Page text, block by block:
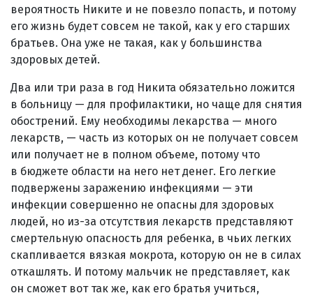
вероятность Никите и не повезло попасть, и потому
его жизнь будет совсем не такой, как у его старших
братьев. Она уже не такая, как у большинства
здоровых детей.
Два или три раза в год Никита обязательно ложится
в больницу — для профилактики, но чаще для снятия
обострений. Ему необходимы лекарства — много
лекарств, — часть из которых он не получает совсем
или получает не в полном объеме, потому что
в бюджете области на него нет денег. Его легкие
подвержены заражению инфекциями — эти
инфекции совершенно не опасны для здоровых
людей, но из-за отсутствия лекарств представляют
смертельную опасность для ребенка, в чьих легких
скапливается вязкая мокрота, которую он не в силах
откашлять. И потому мальчик не представляет, как
он сможет вот так же, как его братья учиться,